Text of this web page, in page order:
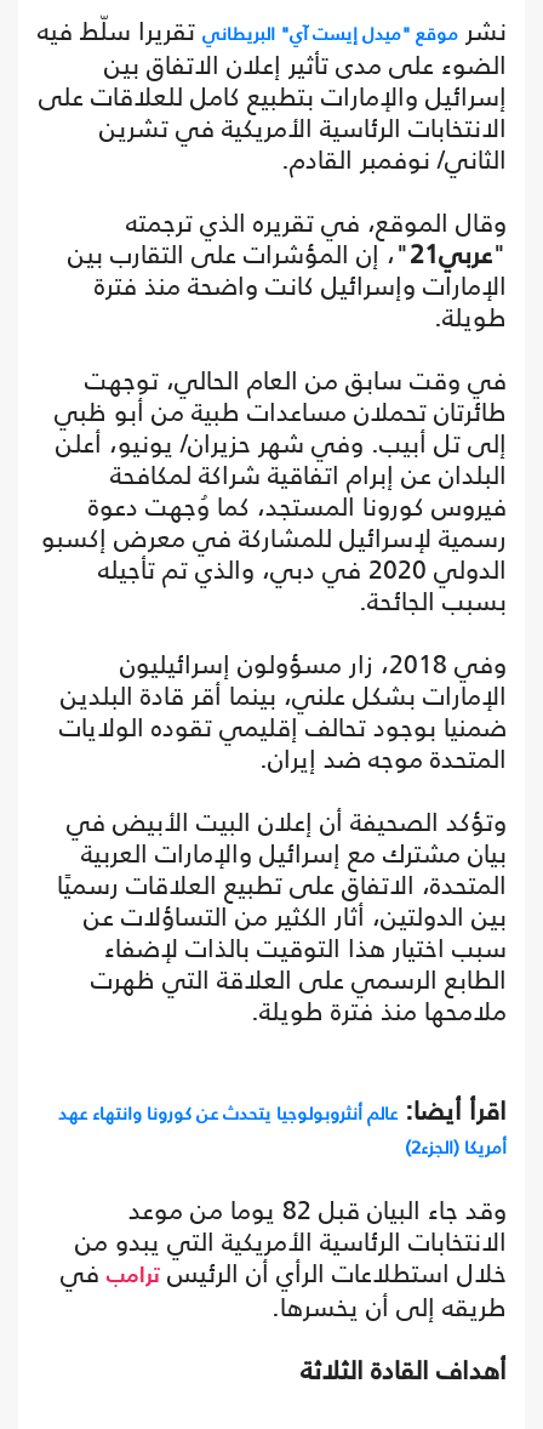
نشر موقع "ميدل إيست آي" البريطاني تقريرا سلّط فيه
الضوء على مدى تأثير إعلان الاتفاق بين
إسرائيل والإمارات بتطبيع كامل للعلاقات على
الانتخابات الرئاسية الأمريكية في تشرين
الثاني/ نوفمبر القادم.
وقال الموقع، في تقريره الذي ترجمته
"عربي21 "، إن المؤشرات على التقارب بين
الإمارات وإسرائيل كانت واضحة منذ فترة
طويلة.
في وقت سابق من العام الحالي، توجهت
طائرتان تحملان مساعدات طبية من أبو ظبي
إلى تل أبيب. وفي شهر حزيران/ يونيو، أعلن
البلدان عن إبرام اتفاقية شراكة لمكافحة
فيروس كورونا المستجد، كما وُجهت دعوة
رسمية لإسرائيل للمشاركة في معرض إكسبو
الدولي 2020 في دبي، والذي تم تأجيله
بسبب الجائحة.
وفي 2018، زار مسؤولون إسرائيليون
الإمارات بشكل علني، بينما أقر قادة البلدين
ضمنيا بوجود تحالف إقليمي تقوده الولايات
المتحدة موجه ضد إيران.
وتؤكد الصحيفة أن إعلان البيت الأبيض في
بيان مشترك مع إسرائيل والإمارات العربية
المتحدة، الاتفاق على تطبيع العلاقات رسميًا
بين الدولتين، أثار الكثير من التساؤلات عن
سبب اختيار هذا التوقيت بالذات لإضفاء
الطابع الرسمي على العلاقة التي ظهرت
ملامحها منذ فترة طويلة.
اقرأ أيضا:عالم أنثروبولوجيا يتحدث عن كورونا وانتهاء عهد
أمريكا (الجزء2)
وقد جاء البيان قبل 82 يوما من موعد
الانتخابات الرئاسية الأمريكية التي يبدو من
خلال استطلاعات الرأي أن الرئيس ترامب في
طريقه إلى أن يخسرها.
أهداف القادة الثلاثة